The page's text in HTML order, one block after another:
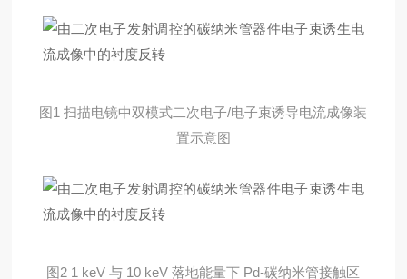
图1 扫描电镜中双模式二次电子/电子束诱导电流成像装
置示意图
图2 1 keV 与 10 keV 落地能量下 Pd‑碳纳米管接触区